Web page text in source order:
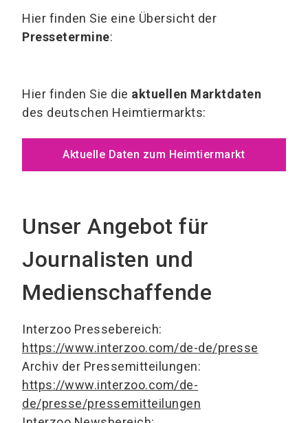
Hier finden Sie eine Übersicht der
Pressetermine:
Hier finden Sie die aktuellen Marktdaten
des deutschen Heimtiermarkts:
Aktuelle Daten zum Heimtiermarkt
Unser Angebot für
Journalisten und
Medienschaffende
Interzoo Pressebereich:
https://www.interzoo.com/de-de/presse
Archiv der Pressemitteilungen:
https://www.interzoo.com/de-
de/presse/pressemitteilungen